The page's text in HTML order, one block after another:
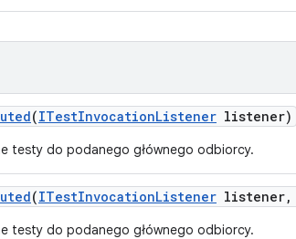
(ITestInvocationListener listener)
testy do podanego głównego odbiorcy.
(ITestInvocationListener listener,
testy do podanego głównego odbiorcy.